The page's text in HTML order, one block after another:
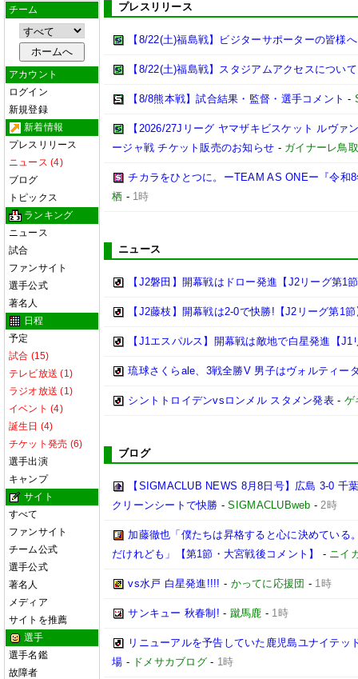
チーム
アカウント
ログイン
新規登録
新着情報
プレスリリース
ニュース (4)
ブログ
トピックス
ランキング
ニュース
試合
ファンサイト
選手公式
著名人
日程
予定
試合 (15)
テレビ放送 (1)
ラジオ放送 (1)
イベント (4)
誕生日 (4)
チケット発売 (6)
選手出演
キャンプ
サイト
すべて
ファンサイト
チーム公式
選手公式
著名人
メディア
サイトを推薦
選手
選手名鑑
故障者
プレスリリース
【8/22(土)福島戦】ビジターサポーターの皆様へ
【8/22(土)福島戦】スタジアムアクセスについて
【8/8熊本戦】試合結果・監督・選手コメント -
【2026/27Jリーグ ヤマザキビスケット ルヴ
ージャ戦 チケット販売のお知らせ - ガイナーレ鳥取
チカラをひとつに。ーTEAM AS ONEー『令和
栖 - 1時
ニュース
【J2磐田】開幕戦はドロー発進【J2リーグ第1
【J2藤枝】開幕戦は2-0で快勝!【J2リーグ第1節
【J1エスパルス】開幕戦は敵地で白星発進【J1
琉球さくらale、3戦全勝V 男子はヴォルティー
シントトロイデンvsロンメル スタメン発表- ゲ
ブログ
【SIGMACLUB NEWS 8月8日号】広島 3-0
クリーンシートで快勝 -SIGMACLUBweb -2時
加藤徹也「僕たちは昇格すると心に決めてい
だけれども」【第1節・大宮戦後コメント】
- ニイ
vs水戸 白星発進!!!! - かってに応援団 - 1時
サンキュー 秋春制! - 蹴馬鹿 - 1時
リニューアルを予告していた鹿児島ユナイテッ
場 - ドメサカブログ- 1時